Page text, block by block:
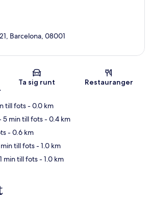
Karta
Barcelona, 08001
Ta sig runt Restauranger
till fots- 0.0 km
5 min till fots- 0.4 km
- 0.6 km
min till fots- 1.0 km
min till fots- 1.0 km